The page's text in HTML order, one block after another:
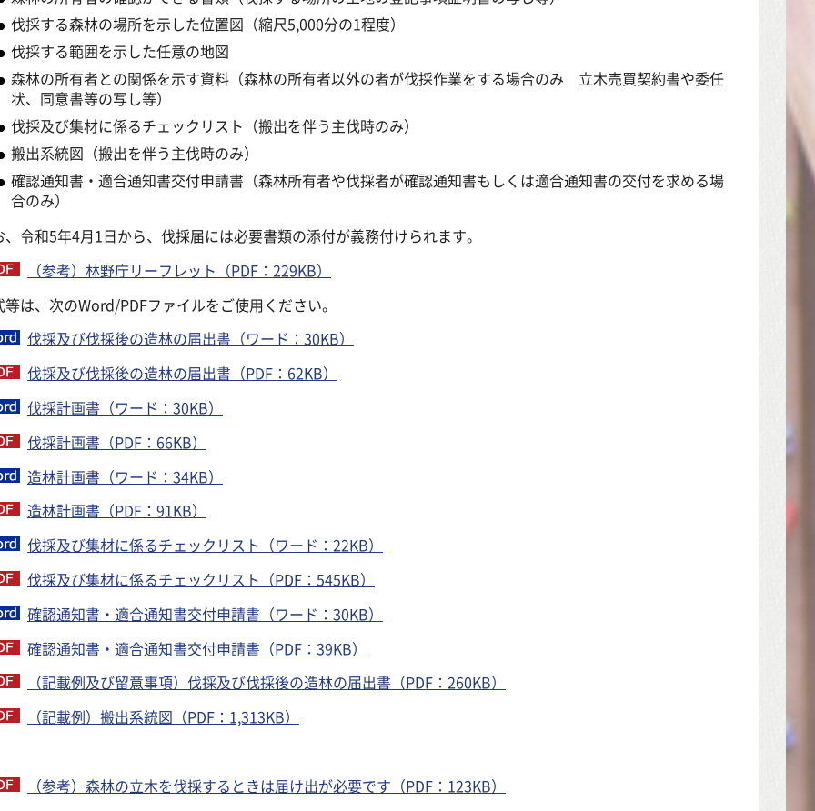
伐採する森林の場所を示した位置図（縮尺5,000分の1程度）
伐採する範囲を示した任意の地図
森林の所有者との関係を示す資料（森林の所有者以外の者が伐採作業をする場合のみ 立木売買契約書や委任
状、同意書等の写し等）
伐採及び集材に係るチェックリスト（搬出を伴う主伐時のみ）
搬出系統図（搬出を伴う主伐時のみ）
確認通知書・適合通知書交付申請書（森林所有者や伐採者が確認通知書もしくは適合通知書の交付を求める場
合のみ）
、令和5年4月1日から、伐採届には必要書類の添付が義務付けられます。
（参考）林野庁リーフレット（PDF：229KB）
等は、次のWord/PDFファイルをご使用ください。
伐採及び伐採後の造林の届出書（ワード：30KB）
伐採及び伐採後の造林の届出書（PDF：62KB）
伐採計画書（ワード：30KB）
伐採計画書（PDF：66KB）
造林計画書（ワード：34KB）
造林計画書（PDF：91KB）
伐採及び集材に係るチェックリスト（ワード：22KB）
伐採及び集材に係るチェックリスト（PDF：545KB）
確認通知書・適合通知書交付申請書（ワード：30KB）
確認通知書・適合通知書交付申請書（PDF：39KB）
（記載例及び留意事項）伐採及び伐採後の造林の届出書 （PDF：260KB）
（記載例）搬出系統図（PDF：1,313KB）
（参考）森林の立木を伐採するときは届け出が必要です（PDF：123KB）